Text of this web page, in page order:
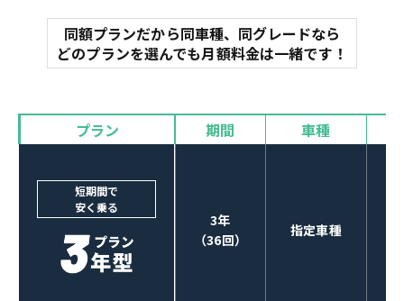
オイル交換 諸費用
マット
バイザー
3
オプションも選べる！
同額プランだから同車種、同グレードなら
どのプランを選んでも月額料金は一緒です！
プラン 期間 車種
短期間で
安く乗る
3年
（36回）
指定車種